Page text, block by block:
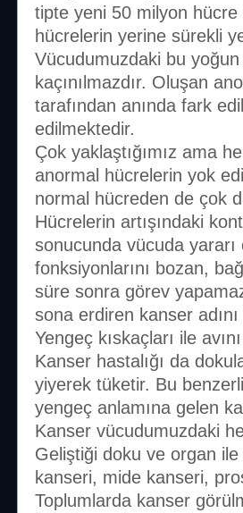
tipte yeni 50 milyon hücre
hücrelerin yerine sürekli
Vücudumuzdaki bu
kaçınılmazdır. Oluşan
tarafından anında fark
edilmektedir.
Çok yaklaştığımız ama
anormal hücrelerin yok
normal hücreden de çok
Hücrelerin artışındaki
sonucunda vücuda
fonksiyonlarını bozan,
süre sonra görev
sona erdiren kanser
Yengeç kıskaçları ile
Kanser hastalığı da
yiyerek tüketir. Bu
yengeç anlamına gelen
Kanser vücudumuzdaki
Geliştiği doku ve organ
kanseri, mide kanseri,
Toplumlarda kanser